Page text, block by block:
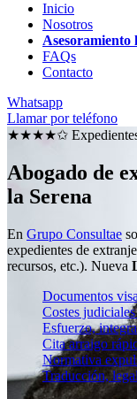
Inicio
Nosotros
Asesoramiento
FAQs
Contacto
Whatsapp
Llamar por teléfono
★★★★✩ Expedientes
Abogado de
la Serena
En Grupo Consultae
expedientes de
recursos, etc.). Nueva
Documentos
Costes
Esfuerzo,
Cita arraigo
Normativa
Traducción,